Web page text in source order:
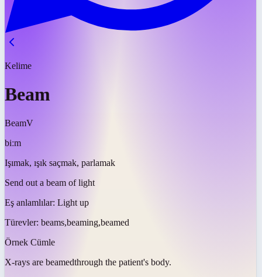
Kelime
Beam
BeamV
biːm
Işımak, ışık saçmak, parlamak
Send out a beam of light
Eş anlamlılar: Light up
Türevler: beams,beaming,beamed
Örnek Cümle
X-rays are beamedthrough the patient's body.